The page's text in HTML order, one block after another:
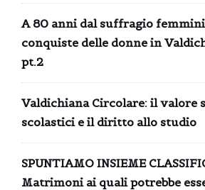
A 80 anni dal suffragio
conquiste delle donne in
pt.2
Valdichiana Circolare: il valore
scolastici e il diritto allo studio
SPUNTIAMO INSIEME
Matrimoni ai quali potrebbe